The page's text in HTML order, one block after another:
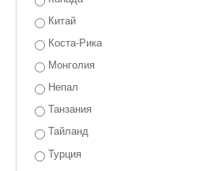
Китай
Коста-Рика
Монголия
Непал
Танзания
Тайланд
Турция